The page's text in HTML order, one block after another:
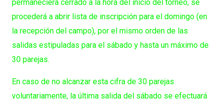
permaneciera cerrado a la hora del inicio del torneo, se
procederá a abrir lista de inscripción para el domingo (en
la recepción del campo), por el mismo orden de las
salidas estipuladas para el sábado y hasta un máximo de
30 parejas.
En caso de no alcanzar esta cifra de 30 parejas
voluntariamente, la última salida del sábado se efectuará